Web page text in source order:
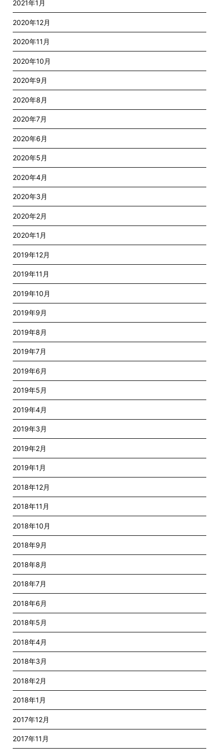
2021年1月
2020年12月
2020年11月
2020年10月
2020年9月
2020年8月
2020年7月
2020年6月
2020年5月
2020年4月
2020年3月
2020年2月
2020年1月
2019年12月
2019年11月
2019年10月
2019年9月
2019年8月
2019年7月
2019年6月
2019年5月
2019年4月
2019年3月
2019年2月
2019年1月
2018年12月
2018年11月
2018年10月
2018年9月
2018年8月
2018年7月
2018年6月
2018年5月
2018年4月
2018年3月
2018年2月
2018年1月
2017年12月
2017年11月